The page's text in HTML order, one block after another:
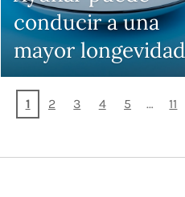
conducir a una
mayor longevidad
1 2 3 4 5 11